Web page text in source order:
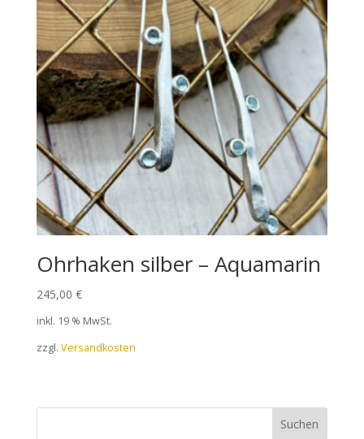
Ohrhaken silber – Aquamarin
245,00 €
inkl. 19 % MwSt.
zzgl. Versandkosten
Suchen